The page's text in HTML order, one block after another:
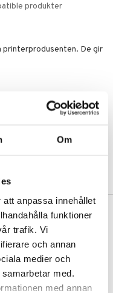
Om
anpassa innehållet
funktioner
trafik. Vi
och annan
medier och
med.
med annan
produkter
De gir
350
fri frakt ut fra hvilken(e)
Les mer »
ut samme dag.